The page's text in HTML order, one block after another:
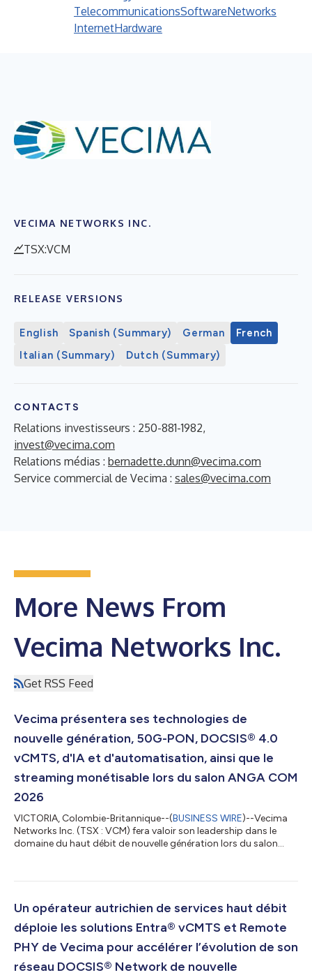
TelecommunicationsSoftwareNetworks
InternetHardware
VECIMA NETWORKS INC.
TSX:VCM
RELEASE VERSIONS
English Spanish (Summary) German
French
Italian (Summary)
Dutch (Summary)
CONTACTS
Relations investisseurs : 250-881-1982,
invest@vecima.com
Relations médias : bernadette.dunn@vecima.com
Service commercial de Vecima : sales@vecima.com
More News From
Vecima Networks Inc.
Get RSS Feed
Vecima présentera ses technologies de
nouvelle génération, 50G-PON, DOCSIS® 4.0
vCMTS, d'IA et d'automatisation, ainsi que le
streaming monétisable lors du salon ANGA COM
2026
VICTORIA, Colombie-Britannique--(BUSINESS WIRE)--Vecima
Networks Inc. (TSX : VCM) fera valoir son leadership dans le
domaine du haut débit de nouvelle génération lors du salon
solutions en fibre optique évolutives. S'appuyant sur sa
innovations All-PON™, Vecima permet aux opérateurs
d’automatiser leurs opérations, d’améliorer la fi...
Un opérateur autrichien de services haut débit
déploie les solutions Entra® vCMTS et Remote
PHY de Vecima pour accélérer l’évolution de son
réseau DOCSIS® Network de nouvelle